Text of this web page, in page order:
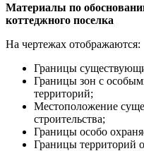
Материалы по
коттеджного поселка
На чертежах отображаются:
Границы
Границы зон с
территорий;
Местоположение
строительства;
Границы особо
Границы территорий